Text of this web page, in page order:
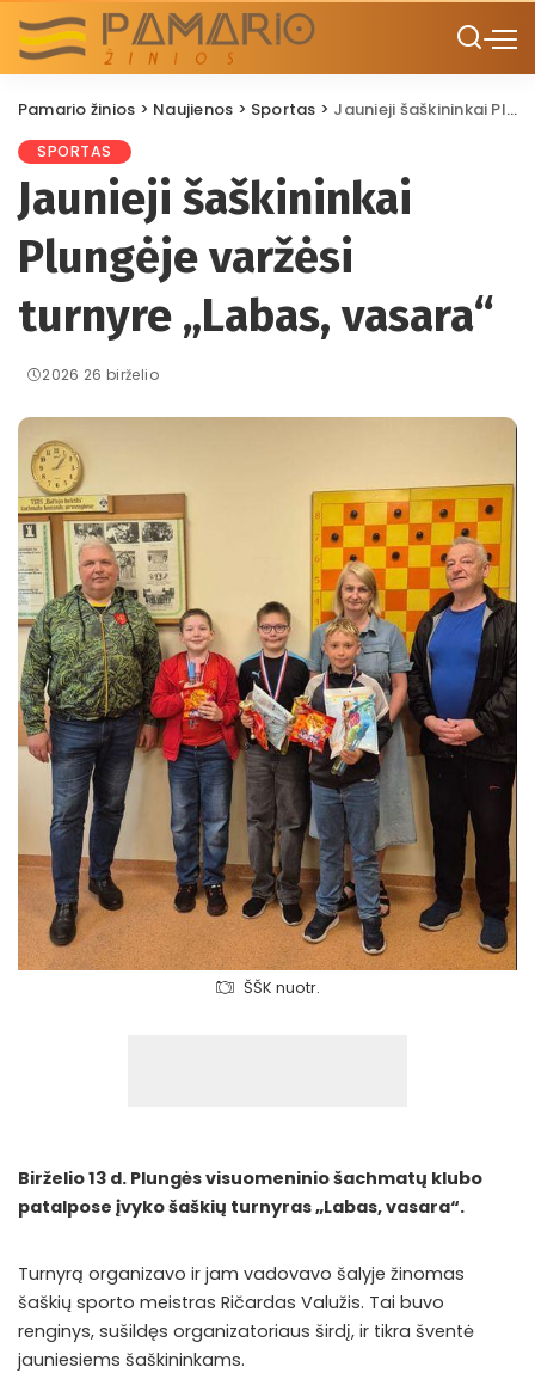
Pamario žinios > Naujienos > Sportas > Jaunieji šaškininkai Plungėje varžėsi turnyre „Labas, vasara“
SPORTAS
Jaunieji šaškininkai
Plungėje varžėsi
turnyre „Labas, vasara“
2026 26 birželio
ŠŠK nuotr.
Birželio 13 d. Plungės visuomeninio šachmatų klubo
patalpose įvyko šaškių turnyras „Labas, vasara“.
Turnyrą organizavo ir jam vadovavo šalyje žinomas
šaškių sporto meistras Ričardas Valužis. Tai buvo
renginys, sušildęs organizatoriaus širdį, ir tikra šventė
jauniesiems šaškininkams.